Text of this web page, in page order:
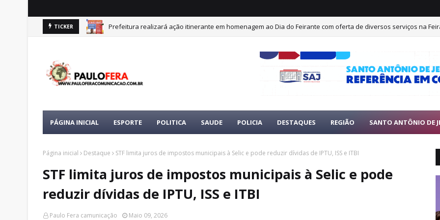
TICKER Prefeitura realizará ação itinerante em homenagem ao Dia do Feirante com oferta de diversos serviços na
PÁGINA INICIAL ESPORTE POLITICA SAUDE POLICIA DESTAQUES REGIÃO SANTO ANTÔNIO DE
Página inicial Destaque STF limita juros de impostos municipais à Selic e pode reduzir dívidas de IPTU, ISS e ITBI
STF limita juros de impostos municipais à Selic e pode
reduzir dívidas de IPTU, ISS e ITBI
Paulo Fera camunicação Maio 09, 2026